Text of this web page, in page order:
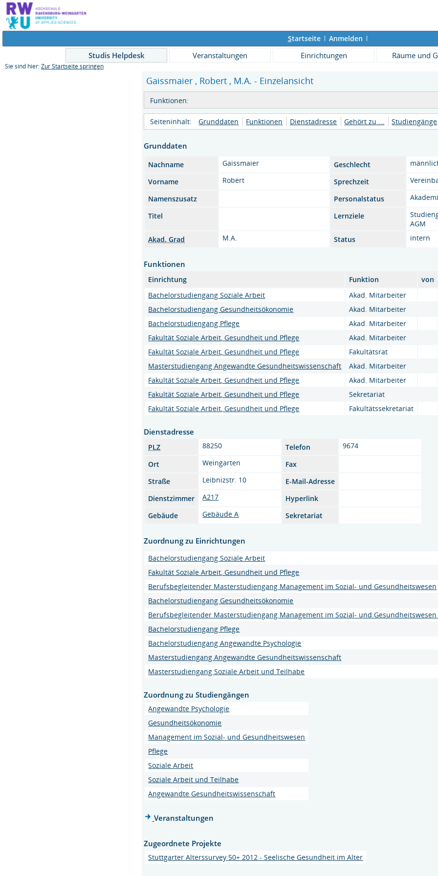
Startseite Anmelden
Studis Helpdesk Veranstaltungen Einrichtungen Räume und
Sie sind hier: Zur Startseite springen
Gaissmaier , Robert , M.A. - Einzelansicht
Funktionen:
Seiteninhalt: Grunddaten Funktionen Dienstadresse Gehört zu ... Studiengänge
Grunddaten
Nachname Gaissmaier Geschlecht
Vorname
Robert Sprechzeit
Namenszusatz
Personalstatus
Titel
Lernziele
AGM
Akad. Grad
M.A. Status intern
Funktionen
Einrichtung Funktion
von
Bachelorstudiengang Soziale Arbeit
Akad. Mitarbeiter
Bachelorstudiengang Gesundheitsökonomie
Akad. Mitarbeiter
Bachelorstudiengang Pflege
Akad. Mitarbeiter
Fakultät Soziale Arbeit, Gesundheit und Pflege
Akad. Mitarbeiter
Fakultät Soziale Arbeit, Gesundheit und Pflege
Fakultätsrat
Masterstudiengang Angewandte Gesundheitswissenschaft
Akad. Mitarbeiter
Fakultät Soziale Arbeit, Gesundheit und Pflege
Akad. Mitarbeiter
Fakultät Soziale Arbeit, Gesundheit und Pflege
Sekretariat
Fakultät Soziale Arbeit, Gesundheit und Pflege
Fakultätssekretariat
Dienstadresse
PLZ 88250 Telefon
9674
Ort
Weingarten
Fax
Straße
Leibnizstr. 10
E-Mail-Adresse
Dienstzimmer
A217
Hyperlink
Gebäude
Gebäude A Sekretariat
Zuordnung zu Einrichtungen
Bachelorstudiengang Soziale Arbeit
Fakultät Soziale Arbeit, Gesundheit und Pflege
Berufsbegleitender Masterstudiengang Management im Sozial- und Gesundheitswesen
Bachelorstudiengang Gesundheitsökonomie
Berufsbegleitender Masterstudiengang Management im Sozial- und Gesundheitswesen
Bachelorstudiengang Pflege
Bachelorstudiengang Angewandte Psychologie
Masterstudiengang Angewandte Gesundheitswissenschaft
Masterstudiengang Soziale Arbeit und Teilhabe
Zuordnung zu Studiengängen
Angewandte Psychologie
Gesundheitsökonomie
Management im Sozial- und Gesundheitswesen
Pflege
Soziale Arbeit
Soziale Arbeit und Teilhabe
Angewandte Gesundheitswissenschaft
Veranstaltungen
Zugeordnete Projekte
Stuttgarter Alterssurvey 50+ 2012 - Seelische Gesundheit im Alter